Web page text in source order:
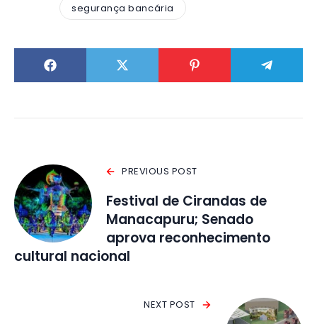
segurança bancária
PREVIOUS POST
Festival de Cirandas de
Manacapuru; Senado
aprova reconhecimento
cultural nacional
NEXT POST